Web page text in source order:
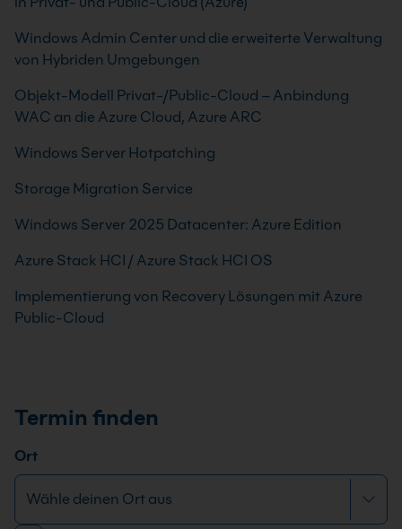
Windows Admin Center und die erweiterte Verwaltung
von Hybriden Umgebungen
Objekt-Modell Privat-/Public-Cloud – Anbindung
WAC an die Azure Cloud, Azure ARC
Windows Server Hotpatching
Storage Migration Service
Windows Server 2025 Datacenter: Azure Edition
Azure Stack HCI / Azure Stack HCI OS
Implementierung von Recovery Lösungen mit Azure
Public-Cloud
Termin finden
Ort